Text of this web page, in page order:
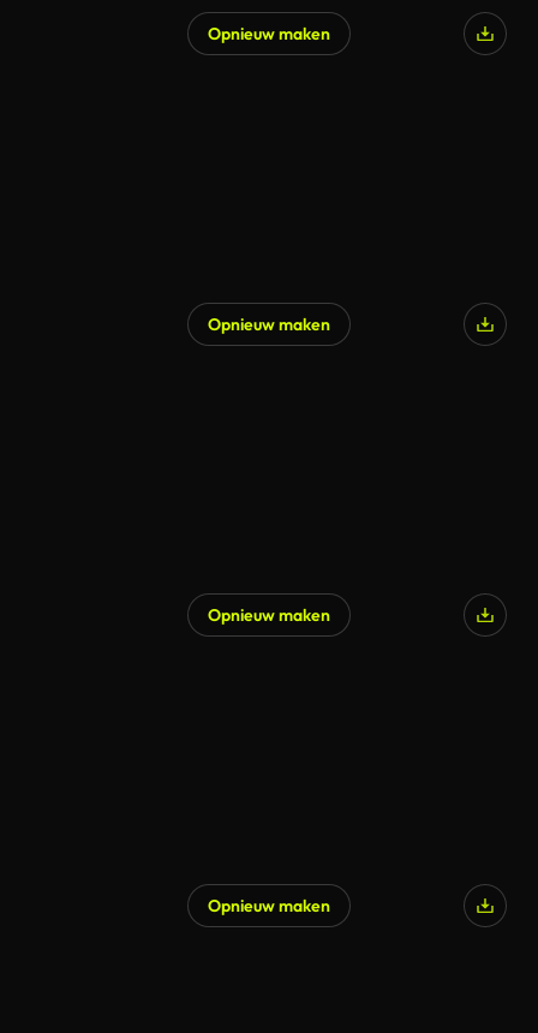
Opnieuw maken
Opnieuw maken
Opnieuw maken
Opnieuw maken